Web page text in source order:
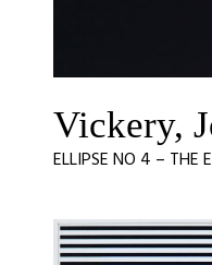
Vickery,
ELLIPSE NO 4 – THE